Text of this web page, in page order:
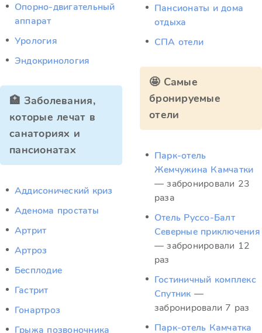
Опорно-двигательный
аппарат
Урология
Эндокринология
🏥 Заболевания,
которые лечат в
санаториях и
пансионатах
Аддисонический криз
Аденома простаты
Артрит
Артроз
Бесплодие
Гастрит
Гонартроз
Грыжа позвоночника
Пансионаты и дома
отдыха
СПА отели
🤩 Самые
бронируемые
отели
Парк-отель
Жемчужина Камчатки
— забронировали 23
раза
Отель Руссо-Балт
Северные приключения
— забронировали 12
раз
Гостиничный комплекс
Спутник —
забронировали 7 раз
Парк-отель Камчатка